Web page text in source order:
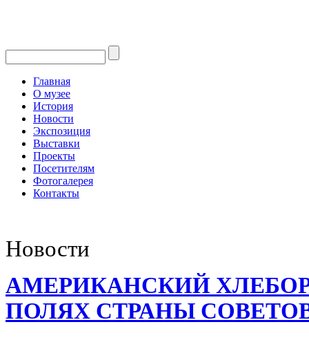
Главная
О музее
История
Новости
Экспозиция
Выставки
Проекты
Посетителям
Фотогалерея
Контакты
Новости
АМЕРИКАНСКИЙ
ПОЛЯХ СТРАНЫ